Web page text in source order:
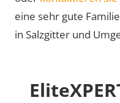
eine sehr gute
in Salzgitter und